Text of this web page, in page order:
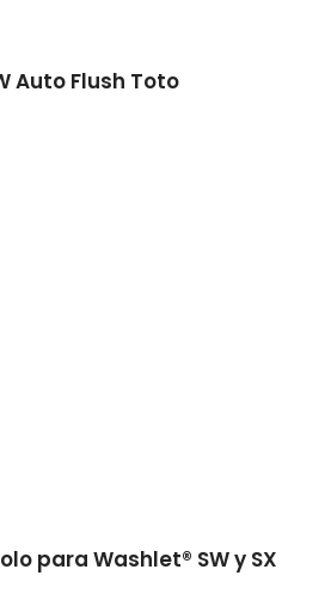
Auto Flush Toto
para Washlet® SW y SX